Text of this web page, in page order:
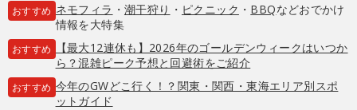
おすすめ ネモフィラ ・ 潮干狩り ・ ピクニック ・ BBQなどおでかけ
情報を大特集
おすすめ
【最大12連休も】2026年のゴールデンウィークはいつか
ら？混雑ピーク予想と回避術をご紹介
おすすめ 今年のGWどこ行く！？関東・関西・東海エリア別スポ
ットガイド